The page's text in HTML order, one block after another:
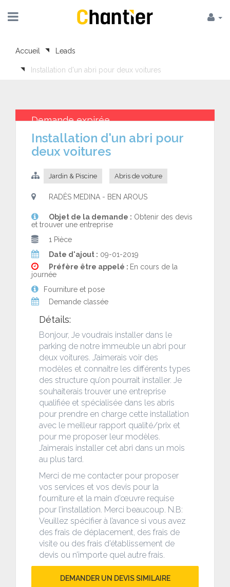
Accueil Leads
Installation d'un abri pour deux voitures
Demande expirée
Installation d'un abri pour
deux voitures
Jardin & Piscine Abris de voiture
RADÈS MEDINA - BEN AROUS
Objet de la demande : Obtenir des devis
et trouver une entreprise
1 Pièce
Date d'ajout : 09-01-2019
Préfère être appelé : En cours de la
journée
Fourniture et pose
Demande classée
Détails:
Bonjour, Je voudrais installer dans le
parking de notre immeuble un abri pour
deux voitures. J’aimerais voir des
modèles et connaitre les différents types
des structure qu’on pourrait installer. Je
souhaiterais trouver une entreprise
qualifiée et spécialisée dans les abris
pour prendre en charge cette installation
avec le meilleur rapport qualité/prix et
pour me proposer leur modèles.
J’aimerais installer cet abri dans un mois
au plus tard.
Merci de me contacter pour proposer
vos services et vos devis pour la
fourniture et la main d’œuvre requise
pour l’installation. Merci beaucoup. N.B:
Veuillez spécifier à l’avance si vous avez
des frais de déplacement, des frais de
visite ou des frais d’établissement de
devis ou n’importe quel autre frais.
DEMANDER UN DEVIS SIMILAIRE